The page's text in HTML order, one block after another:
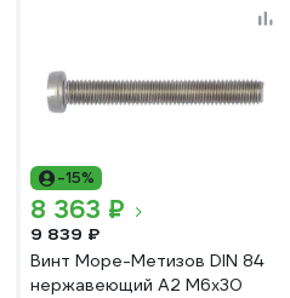
-15%
8 363 ₽
9 839 ₽
Винт Море-Метизов DIN 84
нержавеющий A2 M6х30